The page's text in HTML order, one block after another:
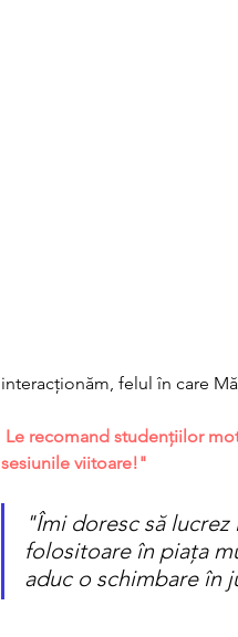
interacționăm, felul în care
Le recomand studențiilor
sesiunile viitoare!"
"Îmi doresc să
folositoare în piața
aduc o schimbare în